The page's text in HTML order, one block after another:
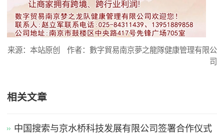
来源：本站原创
作者：數字貿易南京夢之龍隊健康管理有限公
司
相关文章
中国搜索与京水桥科技发展有限公司签署合作仪式